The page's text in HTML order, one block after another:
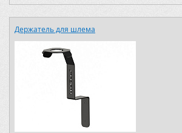
Держатель для шлема